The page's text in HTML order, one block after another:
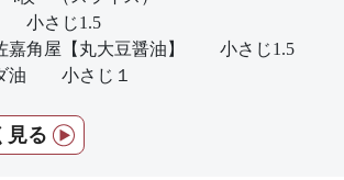
さじ1.5
嘉角屋【丸大豆醤油】 小さじ1.5
油 小さじ１
見る